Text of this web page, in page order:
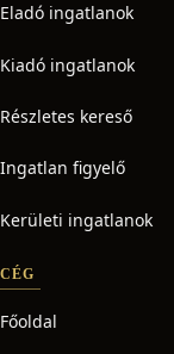
Eladó ingatlanok
Kiadó ingatlanok
Részletes kereső
Ingatlan figyelő
Kerületi ingatlanok
CÉG
Főoldal